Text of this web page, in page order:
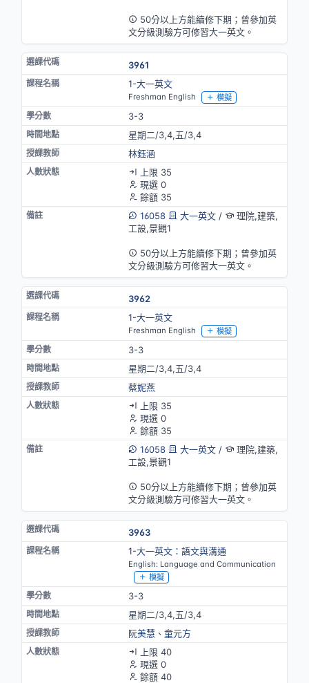
50分以上方能續修下期；曾參加英
文分級測驗方可修習大一英文。
3961
1-大一英文
Freshman English 模擬
3-3
星期二/3,4,五/3,4
林鈺涵
上限 35
現選 0
餘額 35
16058
大一英文/
理院,建築,
工設,景觀1
50分以上方能續修下期；曾參加英
文分級測驗方可修習大一英文。
3962
1-大一英文
Freshman English 模擬
3-3
星期二/3,4,五/3,4
蔡妮燕
上限 35
現選 0
餘額 35
16058
大一英文/
理院,建築,
工設,景觀1
50分以上方能續修下期；曾參加英
文分級測驗方可修習大一英文。
3963
1-大一英文：語文與溝通
English: Language and Communication
模擬
3-3
星期二/3,4,五/3,4
阮美慧、 童元方
上限 40
現選 0
餘額 40